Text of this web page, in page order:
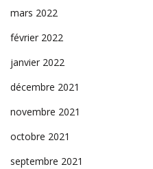
mars 2022
février 2022
janvier 2022
décembre 2021
novembre 2021
octobre 2021
septembre 2021